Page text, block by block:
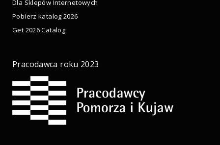
Dla Sklepów Internetowych
Pobierz katalog 2026
Get 2026 Catalog
Pracodawca roku 2023